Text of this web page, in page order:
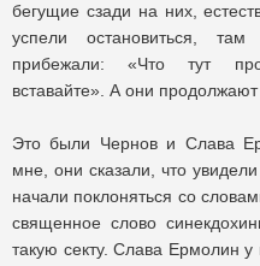
бегущие сзади на них,
успели остановиться,
прибежали: «Что тут
вставайте». А они продолжают
Это были Чернов и Слава
мне, они сказали, что
начали поклоняться со
священное слово
такую секту. Слава Ермолин